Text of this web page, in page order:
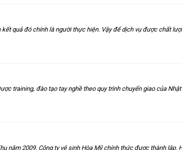
quả đó chính là người thực hiện. Vậy để dịch vụ được chất
training, đào tạo tay nghề theo quy trình chuyển giao của
năm 2009. Công ty vệ sinh Hòa Mỹ chính thức được thành lập.